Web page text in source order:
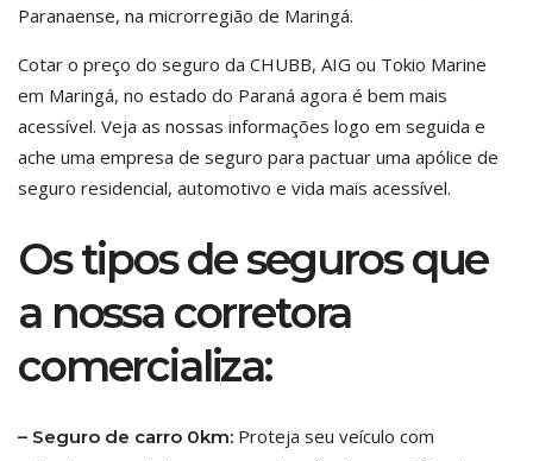
Paranaense, na microrregião de Maringá.
Cotar o preço do seguro da CHUBB, AIG ou Tokio Marine
em Maringá, no estado do Paraná agora é bem mais
acessível. Veja as nossas informações logo em seguida e
ache uma empresa de seguro para pactuar uma apólice de
seguro residencial, automotivo e vida mais acessível.
Os tipos de seguros que
a nossa corretora
comercializa:
– Seguro de carro 0km: Proteja seu veículo com